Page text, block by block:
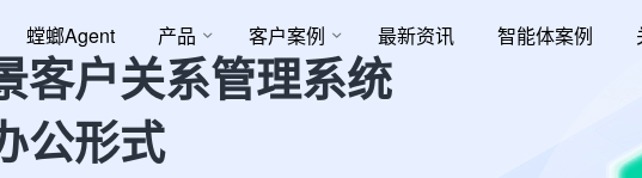
螳螂Agent 产品 客户案例 最新资讯 智能体案例
客户关系管理系统
公形式